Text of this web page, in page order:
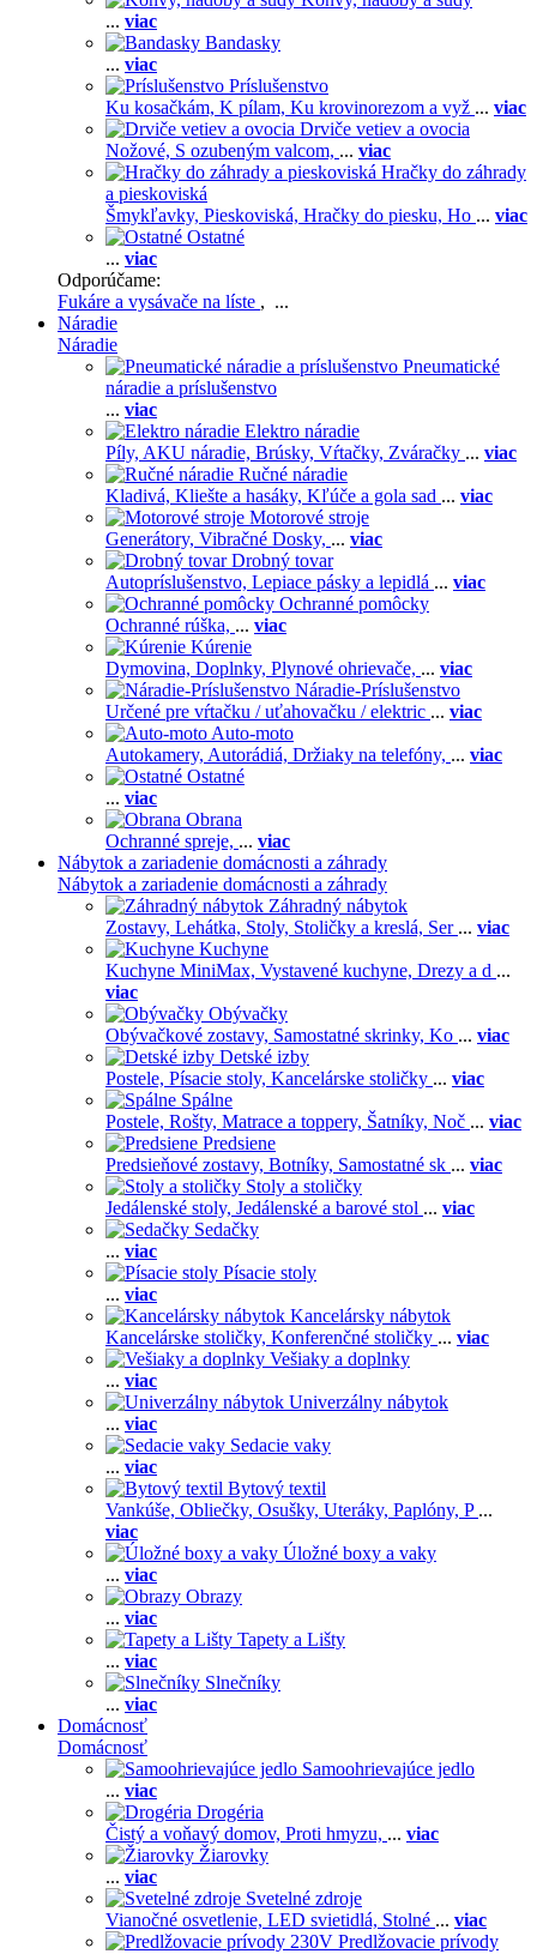
... viac
Bandasky
... viac
Príslušenstvo
Ku kosačkám, K pílam, Ku krovinorezom a vyž ... viac
Drviče vetiev a ovocia
Nožové, S ozubeným valcom, ... viac
Hračky do záhrady
a pieskoviská
Šmykľavky, Pieskoviská, Hračky do piesku, Ho ... viac
Ostatné
... viac
Odporúčame:
Fukáre a vysávače na líste , ...
Náradie
Náradie
Pneumatické
náradie a príslušenstvo
... viac
Elektro náradie
Píly, AKU náradie, Brúsky, Vŕtačky, Zváračky ... viac
Ručné náradie
Kladivá, Kliešte a hasáky, Kľúče a gola sad ... viac
Motorové stroje
Generátory, Vibračné Dosky, ... viac
Drobný tovar
Autopríslušenstvo, Lepiace pásky a lepidlá ... viac
Ochranné pomôcky
Ochranné rúška, ... viac
Kúrenie
Dymovina, Doplnky, Plynové ohrievače, ... viac
Náradie-Príslušenstvo
Určené pre vŕtačku / uťahovačku / elektric ... viac
Auto-moto
Autokamery, Autorádiá, Držiaky na telefóny, ... viac
Ostatné
... viac
Obrana
Ochranné spreje, ... viac
Nábytok a zariadenie domácnosti a záhrady
Nábytok a zariadenie domácnosti a záhrady
Záhradný nábytok
Zostavy, Lehátka, Stoly, Stoličky a kreslá, Ser ... viac
Kuchyne
Kuchyne MiniMax, Vystavené kuchyne, Drezy a d ...
viac
Obývačky
Obývačkové zostavy, Samostatné skrinky, Ko ... viac
Detské izby
Postele, Písacie stoly, Kancelárske stoličky ... viac
Spálne
Postele, Rošty, Matrace a toppery, Šatníky, Noč ... viac
Predsiene
Predsieňové zostavy, Botníky, Samostatné sk ... viac
Stoly a stoličky
Jedálenské stoly, Jedálenské a barové stol ... viac
Sedačky
... viac
Písacie stoly
... viac
Kancelársky nábytok
Kancelárske stoličky, Konferenčné stoličky ... viac
Vešiaky a doplnky
... viac
Univerzálny nábytok
... viac
Sedacie vaky
... viac
Bytový textil
Vankúše, Obliečky, Osušky, Uteráky, Paplóny, P ...
viac
Úložné boxy a vaky
... viac
Obrazy
... viac
Tapety a Lišty
... viac
Slnečníky
... viac
Domácnosť
Domácnosť
Samoohrievajúce jedlo
... viac
Drogéria
Čistý a voňavý domov, Proti hmyzu, ... viac
Žiarovky
... viac
Svetelné zdroje
Vianočné osvetlenie, LED svietidlá, Stolné ... viac
Predlžovacie prívody